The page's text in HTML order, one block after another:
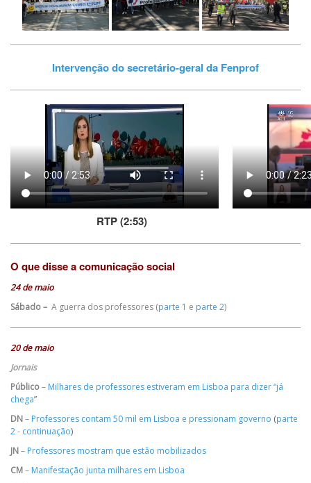
Intervenção do secretário-geral da Fenprof
RTP (2:53)
O que disse a comunicação social
24 de maio
Sábado– A guerra dos professores (parte 1 e parte 2)
20 de maio
Jornais
Público– Milhares de professores estiveram em Lisboa para dizer “já
chega”
DN– Professores contam 50 mil em Lisboa e pressionam governo (parte
2 - continuação)
JN– Professores mostram que estão mobilizados
CM– Manifestação junta milhares em Lisboa